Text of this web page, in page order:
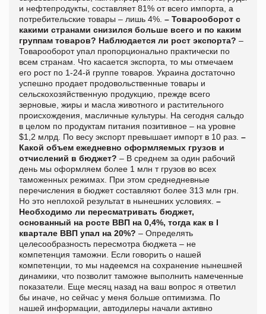
и нефтепродукты, составляет 81% от всего импорта, а
потребительские товары – лишь 4%. – Товарооборот с
какими странами снизился больше всего и по каким
группам товаров? Наблюдается ли рост экспорта? –
Товарооборот упал пропорционально практически по
всем странам. Что касается экспорта, то мы отмечаем
его рост по 1-24-й группе товаров. Украина достаточно
успешно продает продовольственные товары и
сельскохозяйственную продукцию, прежде всего
зерновые, жиры и масла животного и растительного
происхождения, масличные культуры. На сегодня сальдо
в целом по продуктам питания позитивное – на уровне
$1,2 млрд. По весу экспорт превышает импорт в 10 раз. –
Какой объем ежедневно оформляемых грузов и
отчислений в бюджет? – В среднем за один рабочий
день мы оформляем более 1 млн т грузов во всех
таможенных режимах. При этом среднедневные
перечисления в бюджет составляют более 313 млн грн.
Но это неплохой результат в нынешних условиях. –
Необходимо ли пересматривать бюджет,
основанный на росте ВВП на 0,4%, тогда как в I
квартале ВВП упал на 20%? – Определять
целесообразность пересмотра бюджета – не
компетенция таможни. Если говорить о нашей
компетенции, то мы надеемся на сохранение нынешней
динамики, что позволит таможне выполнить намеченные
показатели. Еще месяц назад на ваш вопрос я ответил
бы иначе, но сейчас у меня больше оптимизма. По
нашей информации, автодилеры начали активно